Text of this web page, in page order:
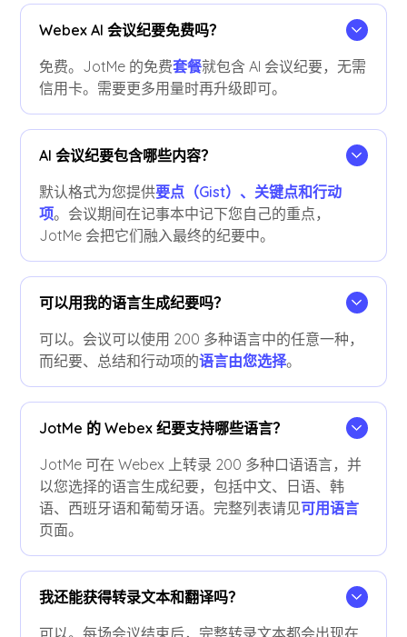
Webex AI 会议纪要免费吗？
免费。JotMe 的免费套餐就包含 AI 会议纪要，无需
信用卡。需要更多用量时再升级即可。
AI 会议纪要包含哪些内容？
默认格式为您提供要点（Gist）、关键点和行动
项。会议期间在记事本中记下您自己的重点，
JotMe 会把它们融入最终的纪要中。
可以用我的语言生成纪要吗？
可以。会议可以使用 200 多种语言中的任意一种，
而纪要、总结和行动项的语言由您选择。
JotMe 的 Webex 纪要支持哪些语言？
JotMe 可在 Webex 上转录 200 多种口语语言，并
以您选择的语言生成纪要，包括中文、日语、韩
语、西班牙语和葡萄牙语。完整列表请见可用语言
页面。
我还能获得转录文本和翻译吗？